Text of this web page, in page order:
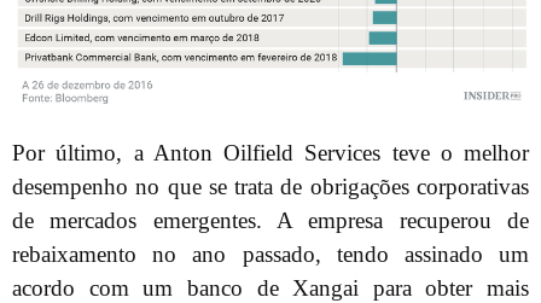
Por último, a Anton Oilfield Services teve o melhor
desempenho no que se trata de obrigações corporativas
de mercados emergentes. A empresa recuperou de
rebaixamento no ano passado, tendo assinado um
acordo com um banco de Xangai para obter mais